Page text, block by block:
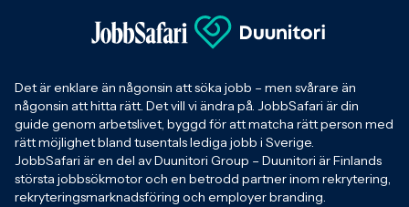
Det är enklare än någonsin att söka jobb – men svårare än
någonsin att hitta rätt. Det vill vi ändra på. JobbSafari är din
guide genom arbetslivet, byggd för att matcha rätt person med
rätt möjlighet bland tusentals lediga jobb i Sverige.
JobbSafari är en del av Duunitori Group – Duunitori är Finlands
största jobbsökmotor och en betrodd partner inom rekrytering,
rekryteringsmarknadsföring och employer branding.